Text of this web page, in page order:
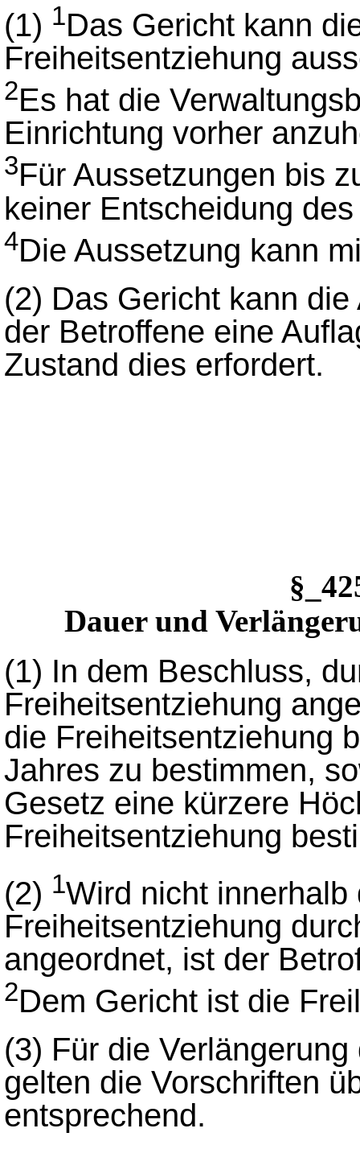
(1) 1Das Gericht kann
Freiheitsentziehung
2Es hat die
Einrichtung vorher
3Für Aussetzungen bis
keiner Entscheidung
4Die Aussetzung kann
(2) Das Gericht kann
der Betroffene eine
Zustand dies erfordert.
Dauer und
(1) In dem Beschluss,
Freiheitsentziehung
die Freiheitsentziehung
Jahres zu bestimmen,
Gesetz eine kürzere
Freiheitsentziehung
(2) 1Wird nicht
Freiheitsentziehung
angeordnet, ist der
2Dem Gericht ist die
(3) Für die
gelten die Vorschriften
entsprechend.